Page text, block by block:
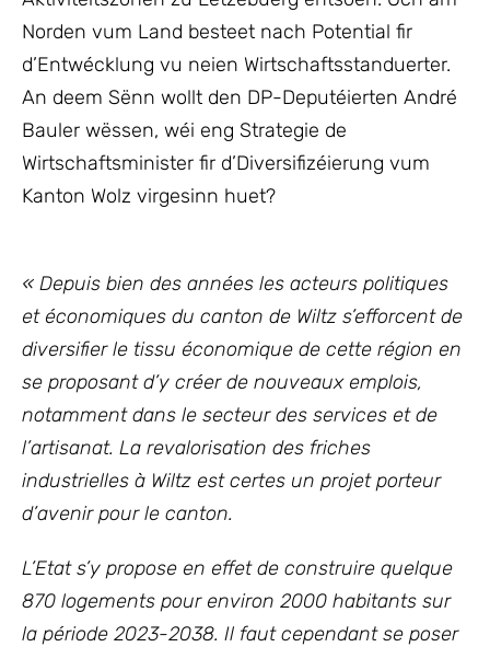
Norden vum Land besteet nach Potential fir
d’Entwécklung vu neien Wirtschaftsstanduerter.
An deem Sënn wollt den DP-Deputéierten André
Bauler wëssen, wéi eng Strategie de
Wirtschaftsminister fir d’Diversifizéierung vum
Kanton Wolz virgesinn huet?
« Depuis bien des années les acteurs politiques
et économiques du canton de Wiltz s’efforcent de
diversifier le tissu économique de cette région en
se proposant d’y créer de nouveaux emplois,
notamment dans le secteur des services et de
l’artisanat. La revalorisation des friches
industrielles à Wiltz est certes un projet porteur
d’avenir pour le canton.
L’Etat s’y propose en effet de construire quelque
870 logements pour environ 2000 habitants sur
la période 2023-2038. Il faut cependant se poser